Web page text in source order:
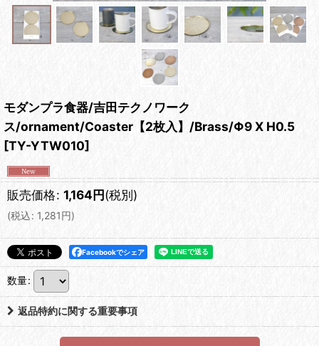
モダンプラ食器/吉田テクノワーク
ス/ornament/Coaster【2枚入】/Brass/Φ9 X H0.5
[TY-YTW010]
販売価格: 1,164円(税別)
(税込: 1,281円)
Facebookでシェア
数量:
返品特約に関する重要事項